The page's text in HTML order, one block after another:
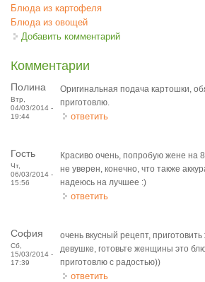
Блюда из картофеля
Блюда из овощей
Добавить комментарий
Комментарии
Полина
Втр,
04/03/2014 -
19:44
Оригинальная подача картошки,
приготовлю.
ответить
Гость
Чт,
06/03/2014 -
15:56
Красиво очень, попробую жене на
не уверен, конечно, что также
надеюсь на лучшее :)
ответить
София
Сб,
15/03/2014 -
17:39
очень вкусный рецепт,
девушке, готовьте женщины это
приготовлю с радостью))
ответить